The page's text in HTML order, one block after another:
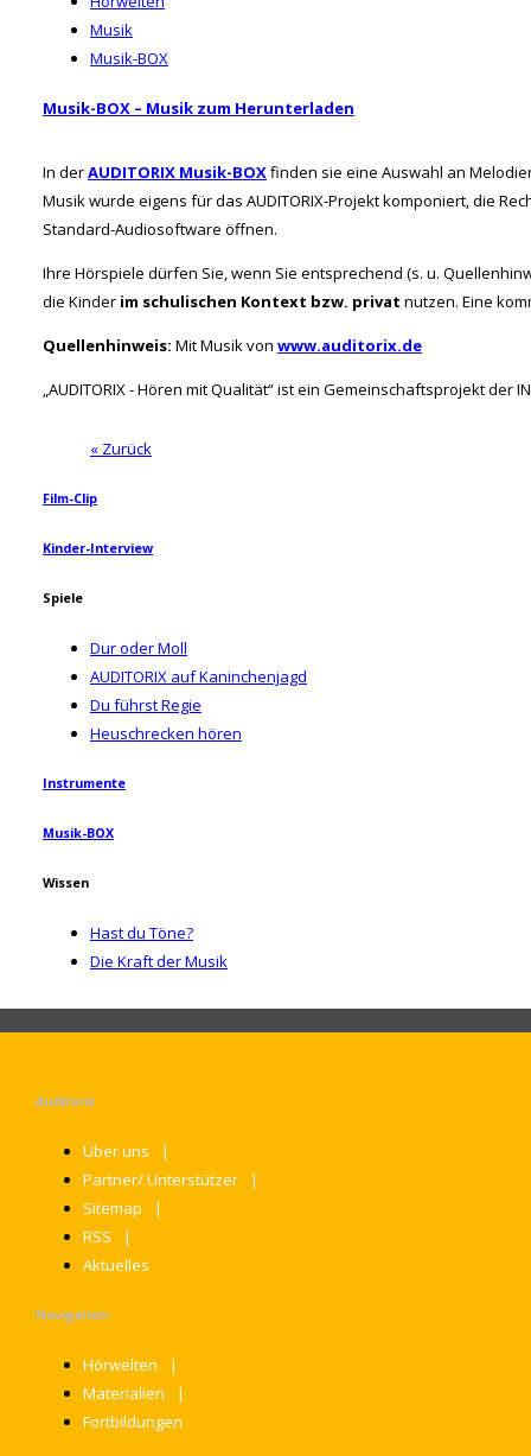
Musik
Musik-BOX
Musik-BOX – Musik zum Herunterladen
In derAUDITORIX Musik-BOXfinden sie eine Auswahl an
Musik wurde eigens für das AUDITORIX-Projekt komponiert, die
Standard-Audiosoftware öffnen.
Ihre Hörspiele dürfen Sie, wenn Sie entsprechend (s. u.
die Kinder im schulischen Kontext bzw. privat nutzen. Eine
Quellenhinweis: Mit Musik von www.auditorix.de
„AUDITORIX - Hören mit Qualität“ ist ein Gemeinschaftsprojekt der
« Zurück
Film-Clip
Kinder-Interview
Spiele
Dur oder Moll
AUDITORIX auf Kaninchenjagd
Du führst Regie
Heuschrecken hören
Instrumente
Musik-BOX
Wissen
Hast du Töne?
Die Kraft der Musik
Auditorix
Über uns
Partner/ Unterstützer
Sitemap
RSS
Aktuelles
Navigation
Hörwelten
Materialien
Fortbildungen